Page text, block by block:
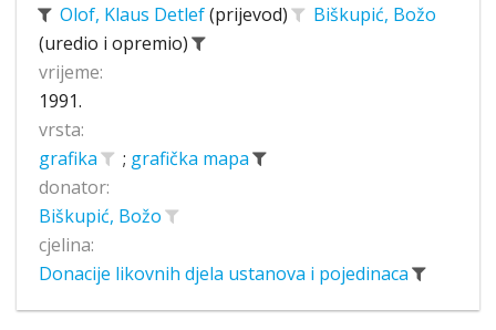
Olof, Klaus Detlef(prijevod)
Biškupić, Božo
(uredio i opremio)
vrijeme:
1991.
vrsta:
grafika
; grafička mapa
donator:
Biškupić, Božo
cjelina:
Donacije likovnih djela ustanova i pojedinaca